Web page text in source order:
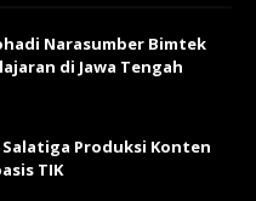
Narasumber Bimtek
di Jawa Tengah
Salatiga Produksi Konten
TIK